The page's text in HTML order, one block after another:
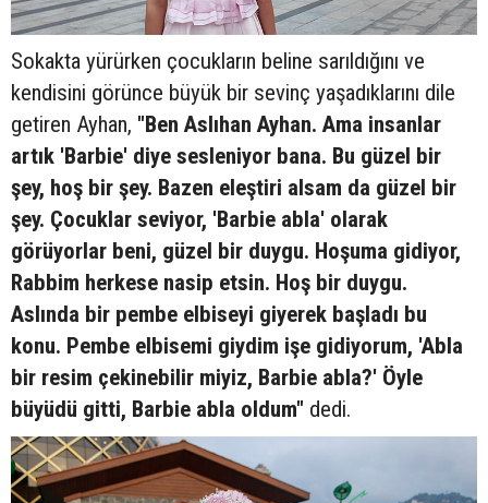
Sokakta yürürken çocukların beline sarıldığını ve
kendisini görünce büyük bir sevinç yaşadıklarını dile
getiren Ayhan, "Ben Aslıhan Ayhan. Ama insanlar
artık 'Barbie' diye sesleniyor bana. Bu güzel bir
şey, hoş bir şey. Bazen eleştiri alsam da güzel bir
şey. Çocuklar seviyor, 'Barbie abla' olarak
görüyorlar beni, güzel bir duygu. Hoşuma gidiyor,
Rabbim herkese nasip etsin. Hoş bir duygu.
Aslında bir pembe elbiseyi giyerek başladı bu
konu. Pembe elbisemi giydim işe gidiyorum, 'Abla
bir resim çekinebilir miyiz, Barbie abla?' Öyle
büyüdü gitti, Barbie abla oldum" dedi.